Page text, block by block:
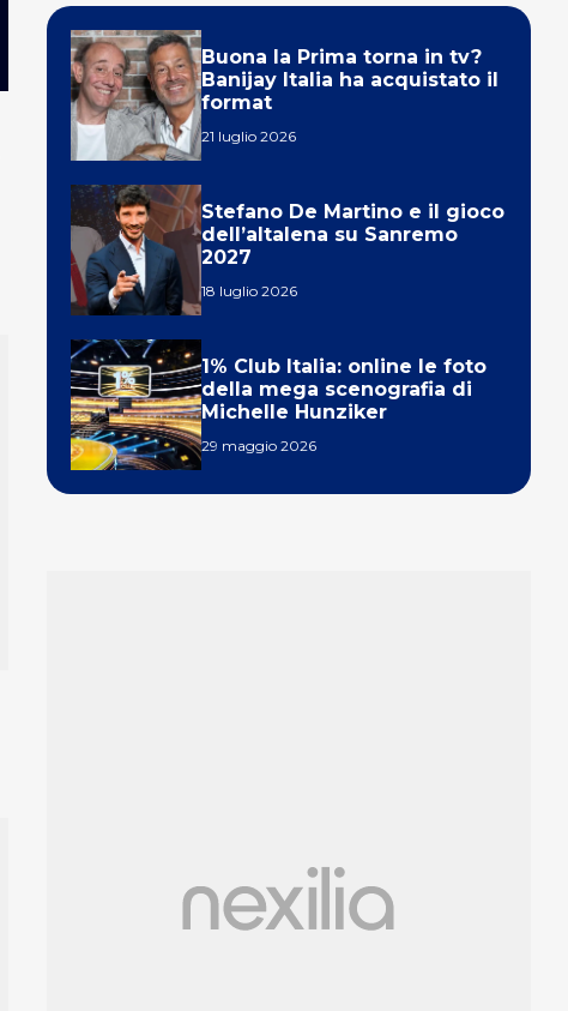
Buona la Prima torna in tv?
Banijay Italia ha acquistato il
format
21 luglio 2026
Stefano De Martino e il gioco
dell’altalena su Sanremo
2027
18 luglio 2026
1% Club Italia: online le foto
della mega scenografia di
Michelle Hunziker
29 maggio 2026